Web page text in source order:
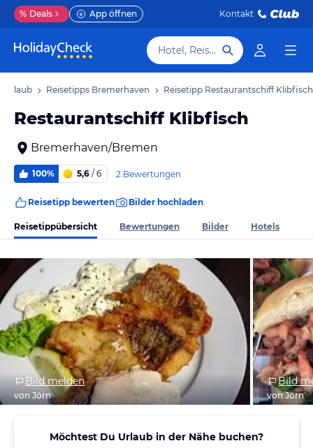
% Deals App öffnen Kontakt
Hotel, Reiseziel
Urlaub Reisetipps Bremerhaven Reisetipp Restaurantschiff Klibfisch
Restaurantschiff Klibfisch
Bremerhaven/Bremen
100% 5,6 / 6 2 Bewertungen
Reisetipp bewerten Bilder hochladen
Reisetippübersicht Bewertungen Bilder Hotels
Bild melden
von Jörn
Bild
von Jörn
Möchtest Du Urlaub in der Nähe buchen?